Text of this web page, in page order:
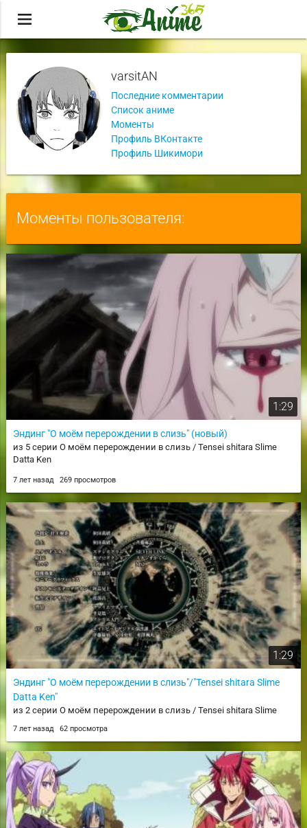
menu
varsitAN
Последние комментарии
Список аниме
Моменты
Профиль ВКонтакте
Профиль Шикимори
Моменты пользователя:
1:29
Эндинг "О моём перерождении в слизь" (новый)
из 5 серии О моём перерождении в слизь / Tensei shitara Slime
Datta Ken
7 лет назад 269 просмотров
1:29
Эндинг "О моём перерождении в слизь"/"Tensei shitara Slime
Datta Ken"
из 2 серии О моём перерождении в слизь / Tensei shitara Slime
7 лет назад 62 просмотра